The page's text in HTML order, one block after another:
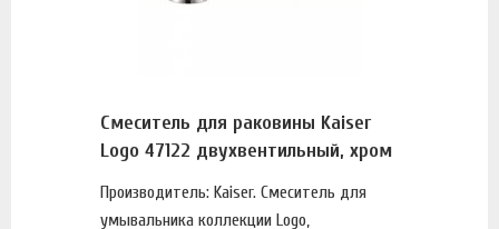
Смеситель для раковины Kaiser
Logo 47122 двухвентильный, хром
Производитель: Kaiser. Смеситель для
умывальника коллекции Logo,